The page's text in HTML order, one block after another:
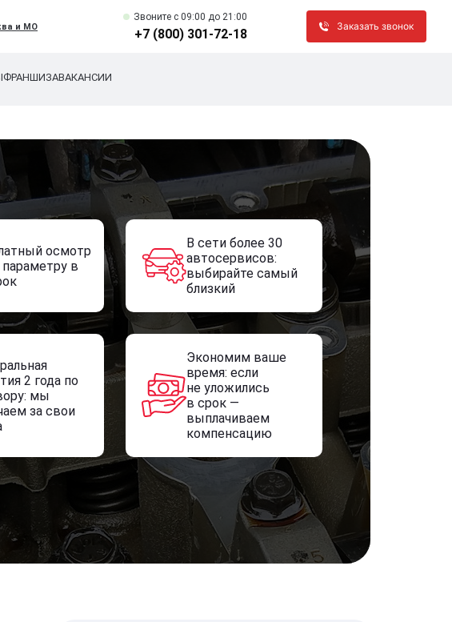
и МО
Звоните c 09:00 до 21:00
+7 (800) 301-72-18
Заказать звонок
ФРАНШИЗАВАКАНСИИ
осмотр
параметру в
В сети более 30
автосервисов:
выбирайте самый
близкий
2 года по
мы
за свои
Экономим ваше
время: если
не уложились
в срок —
выплачиваем
компенсацию